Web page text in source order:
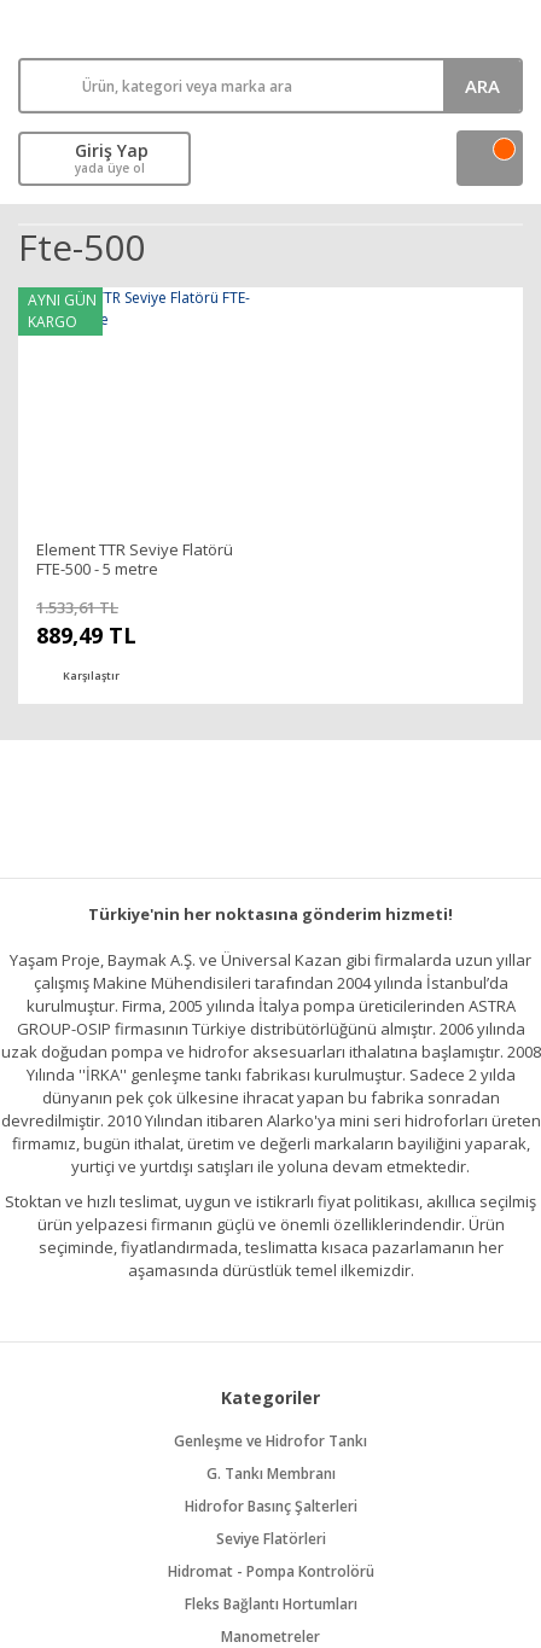
ARA
Giriş Yap
yada üye ol
Fte-500
AYNI GÜN
KARGO
Element TTR Seviye Flatörü
FTE-500 - 5 metre
1.533,61 TL
889,49 TL
Karşılaştır
Türkiye'nin her noktasına gönderim hizmeti!
Yaşam Proje, Baymak A.Ş. ve Üniversal Kazan gibi firmalarda uzun yıllar
çalışmış Makine Mühendisileri tarafından 2004 yılında İstanbul’da
kurulmuştur. Firma, 2005 yılında İtalya pompa üreticilerinden ASTRA
GROUP-OSIP firmasının Türkiye distribütörlüğünü almıştır. 2006 yılında
uzak doğudan pompa ve hidrofor aksesuarları ithalatına başlamıştır. 2008
Yılında ''İRKA'' genleşme tankı fabrikası kurulmuştur. Sadece 2 yılda
dünyanın pek çok ülkesine ihracat yapan bu fabrika sonradan
devredilmiştir. 2010 Yılından itibaren Alarko'ya mini seri hidroforları üreten
firmamız, bugün ithalat, üretim ve değerli markaların bayiliğini yaparak,
yurtiçi ve yurtdışı satışları ile yoluna devam etmektedir.
Stoktan ve hızlı teslimat, uygun ve istikrarlı fiyat politikası, akıllıca seçilmiş
ürün yelpazesi firmanın güçlü ve önemli özelliklerindendir. Ürün
seçiminde, fiyatlandırmada, teslimatta kısaca pazarlamanın her
aşamasında dürüstlük temel ilkemizdir.
Kategoriler
Genleşme ve Hidrofor Tankı
G. Tankı Membranı
Hidrofor Basınç Şalterleri
Seviye Flatörleri
Hidromat - Pompa Kontrolörü
Fleks Bağlantı Hortumları
Manometreler